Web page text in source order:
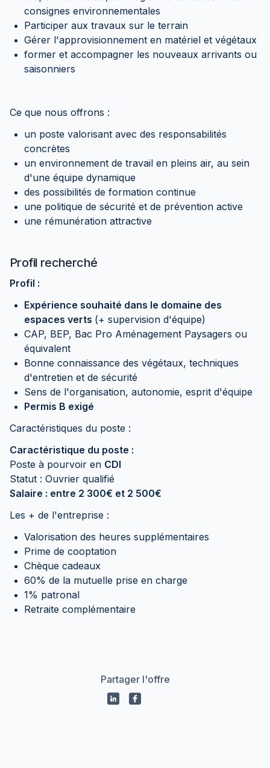
consignes environnementales
Participer aux travaux sur le terrain
Gérer l'approvisionnement en matériel et végétaux
former et accompagner les nouveaux arrivants ou
saisonniers
Ce que nous offrons :
un poste valorisant avec des responsabilités
concrètes
un environnement de travail en pleins air, au sein
d'une équipe dynamique
des possibilités de formation continue
une politique de sécurité et de prévention active
une rémunération attractive
Profil recherché
Profil :
Expérience souhaité dans le domaine des
espaces verts (+ supervision d'équipe)
CAP, BEP, Bac Pro Aménagement Paysagers ou
équivalent
Bonne connaissance des végétaux, techniques
d'entretien et de sécurité
Sens de l'organisation, autonomie, esprit d'équipe
Permis B exigé
Caractéristiques du poste :
Caractéristique du poste :
Poste à pourvoir en CDI
Statut : Ouvrier qualifié
Salaire : entre 2 300€ et 2 500€
Les + de l'entreprise :
Valorisation des heures supplémentaires
Prime de cooptation
Chèque cadeaux
60% de la mutuelle prise en charge
1% patronal
Retraite complémentaire
Partager l'offre